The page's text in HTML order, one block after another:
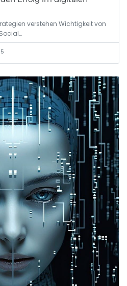
verstehen Wichtigkeit von